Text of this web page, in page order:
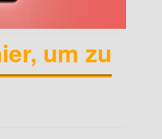
um zu